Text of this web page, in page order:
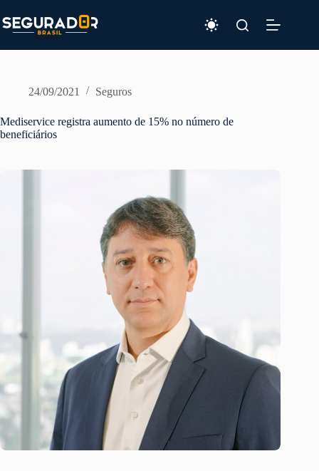
para
o
24/09/2021 Seguros
Mediservice registra aumento de 15% no número de
beneficiários